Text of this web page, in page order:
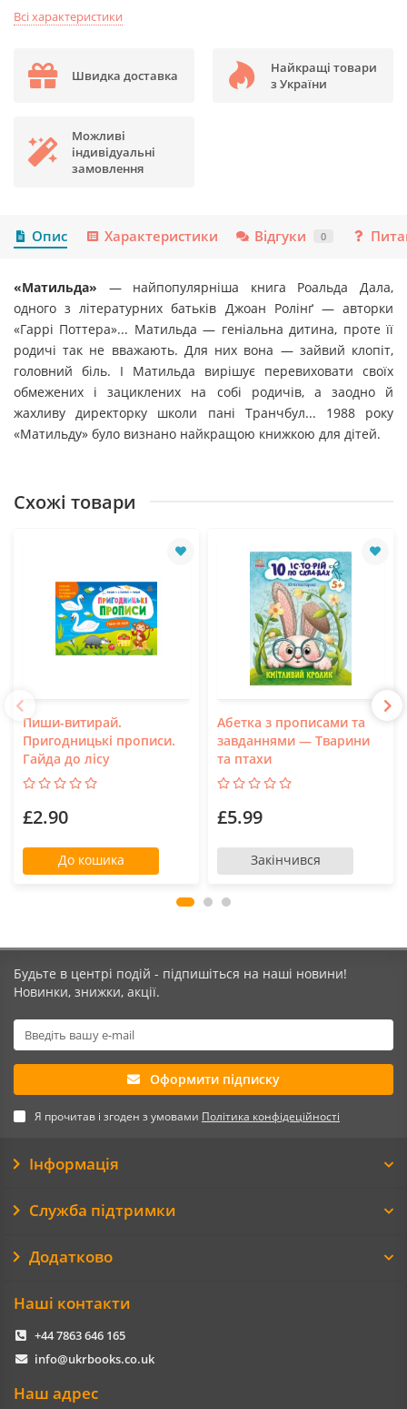
Всі характеристики
Швидка доставка
Найкращі товари
з України
Можливі
індивідуальні
замовлення
Опис Характеристики Відгуки 0
«Матильда» — найпопулярніша книга Роальда Дала,
одного з літературних батьків Джоан Ролінґ — авторки
«Гаррі Поттера»... Матильда — геніальна дитина, проте її
родичі так не вважають. Для них вона — зайвий клопіт,
головний біль. І Матильда вирішує перевиховати своїх
обмежених і зациклених на собі родичів, а заодно й
жахливу директорку школи пані Транчбул... 1988 року
«Матильду» було визнано найкращою книжкою для дітей.
Схожі товари
Пиши-витирай.
Пригодницькі прописи.
Гайда до лісу
£2.90
До кошика
Абетка з прописами та
завданнями — Тварини
та птахи
£5.99
Закінчився
Будьте в центрі подій - підпишіться на наші новини!
Новинки, знижки, акції.
Оформити підписку
Я прочитав і згоден з умовами Політика конфідеційності
Інформація
Служба підтримки
Додатково
Наші контакти
+44 7863 646 165
info@ukrbooks.co.uk
Наш адрес